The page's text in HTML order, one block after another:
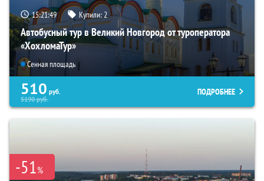
15:21:48 Купили:2
Автобусный тур в Великий Новгород от туроператора
«ХохломаТур»
Сенная площадь
510 руб.
5190руб.
ПОДРОБНЕЕ
-51%